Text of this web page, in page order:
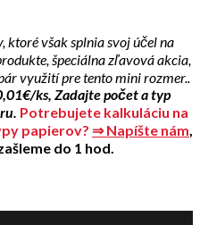
ktoré však splnia svoj účel na
špeciálna zľavová akcia,
využití pre tento mini rozmer..
ks, Zadajte počet a typ
Potrebujete kalkuláciu na
papierov? ⇒ Napíšte nám,
do 1 hod.